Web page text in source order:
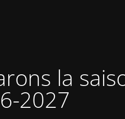
la
2027